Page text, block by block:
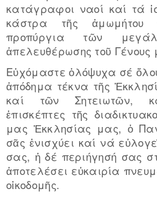
κατάγραφοι ναοί καί τά
κάστρα τῆς ἀμωμήτου
προπύργια τῶν
ἀπελευθέρωσης τοῦ Γένους
Εὐχόμαστε ὁλόψυχα σέ
ἀπόδημα τέκνα τῆς
καί τῶν Σητειωτῶν,
ἐπισκέπτες τῆς
μας Ἐκκλησίας μας, ὁ
σᾶς ἐνισχύει καί νά
σας, ἡ δέ περιήγησή σας
ἀποτελέσει εὐκαιρία
οἰκοδομῆς.